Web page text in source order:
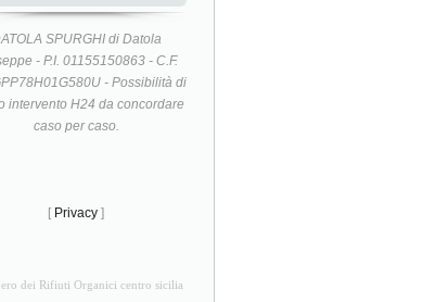
SPURGHI di Datola
- P.I. 01155150863 - C.F.
- Possibilità di
intervento H24 da concordare
caso per caso.
[ Privacy ]
dei Rifiuti Organici centro sicilia